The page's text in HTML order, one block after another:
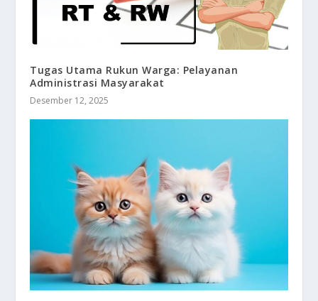
Tugas Utama Rukun Warga: Pelayanan
Administrasi Masyarakat
Desember 12, 2025